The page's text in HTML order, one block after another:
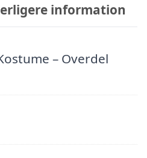
information
– Overdel